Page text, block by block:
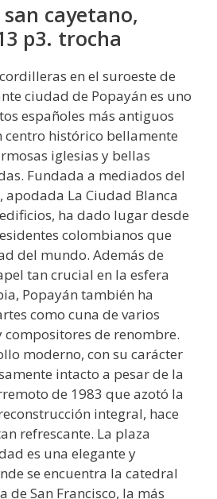
cayetano,
p3. trocha
en el suroeste de
ciudad de Popayán es uno
españoles más antiguos
centro histórico bellamente
iglesias y bellas
Fundada a mediados del
apodada La Ciudad Blanca
ha dado lugar desde
colombianos que
del mundo. Además de
tan crucial en la esfera
Popayán también ha
como cuna de varios
compositores de renombre.
moderno, con su carácter
intacto a pesar de la
de 1983 que azotó la
integral, hace
refrescante. La plaza
es una elegante y
se encuentra la catedral
de San Francisco, la más